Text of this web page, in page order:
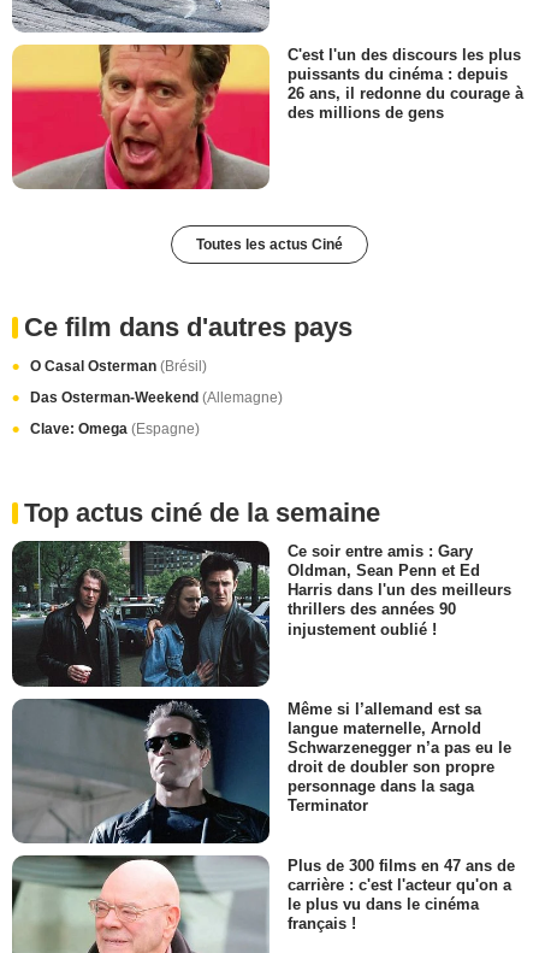
C'est l'un des discours les plus
puissants du cinéma : depuis
26 ans, il redonne du courage à
des millions de gens
Toutes les actus Ciné
Ce film dans d'autres pays
O Casal Osterman (Brésil)
Das Osterman-Weekend (Allemagne)
Clave: Omega (Espagne)
Top actus ciné de la semaine
Ce soir entre amis : Gary
Oldman, Sean Penn et Ed
Harris dans l'un des meilleurs
thrillers des années 90
injustement oublié !
Même si l’allemand est sa
langue maternelle, Arnold
Schwarzenegger n’a pas eu le
droit de doubler son propre
personnage dans la saga
Terminator
Plus de 300 films en 47 ans de
carrière : c'est l'acteur qu'on a
le plus vu dans le cinéma
français !